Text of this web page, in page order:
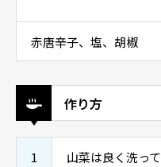
赤唐辛子、塩、胡椒
作り方
1 山菜は良く洗っ